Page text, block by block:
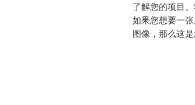
了解您的项目
如果您想要一
图像，那么这是